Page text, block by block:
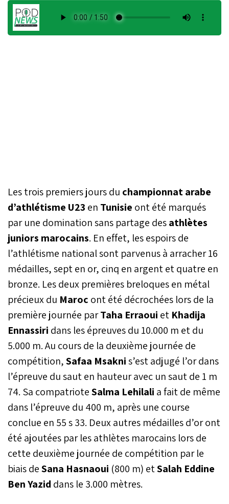
Les trois premiers jours du championnat arabe
d’athlétisme U23 en Tunisie ont été marqués
par une domination sans partage desathlètes
juniors marocains. En effet, les espoirs de
l’athlétisme national sont parvenus à arracher 16
médailles, sept en or, cinq en argent et quatre en
bronze. Les deux premières breloques en métal
précieux du Maroc ont été décrochées lors de la
première journée parTaha Erraoui et Khadija
Ennassiri dans les épreuves du 10.000 m et du
5.000 m. Au cours de la deuxième journée de
compétition,Safaa Msaknis’est adjugé l’or dans
l’épreuve du saut en hauteur avec un saut de 1 m
74. Sa compatrioteSalma Lehilali a fait de même
dans l’épreuve du 400 m, après une course
conclue en 55 s 33. Deux autres médailles d’or ont
été ajoutées par les athlètes marocains lors de
cette deuxième journée de compétition par le
biais deSana Hasnaoui (800 m) etSalah Eddine
Ben Yazid dans le 3.000 mètres.